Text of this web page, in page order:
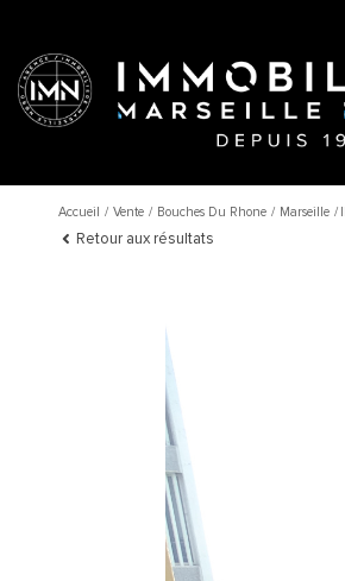
Accueil Vente Bouches Du Rhone Marseille
Retour aux résultats